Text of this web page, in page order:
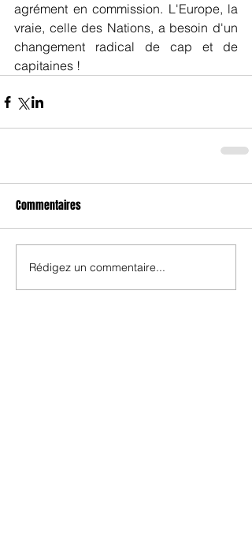
agrément en commission. L'Europe, la
vraie, celle des Nations, a besoin d'un
changement radical de cap et de
capitaines !
Commentaires
Rédigez un commentaire...